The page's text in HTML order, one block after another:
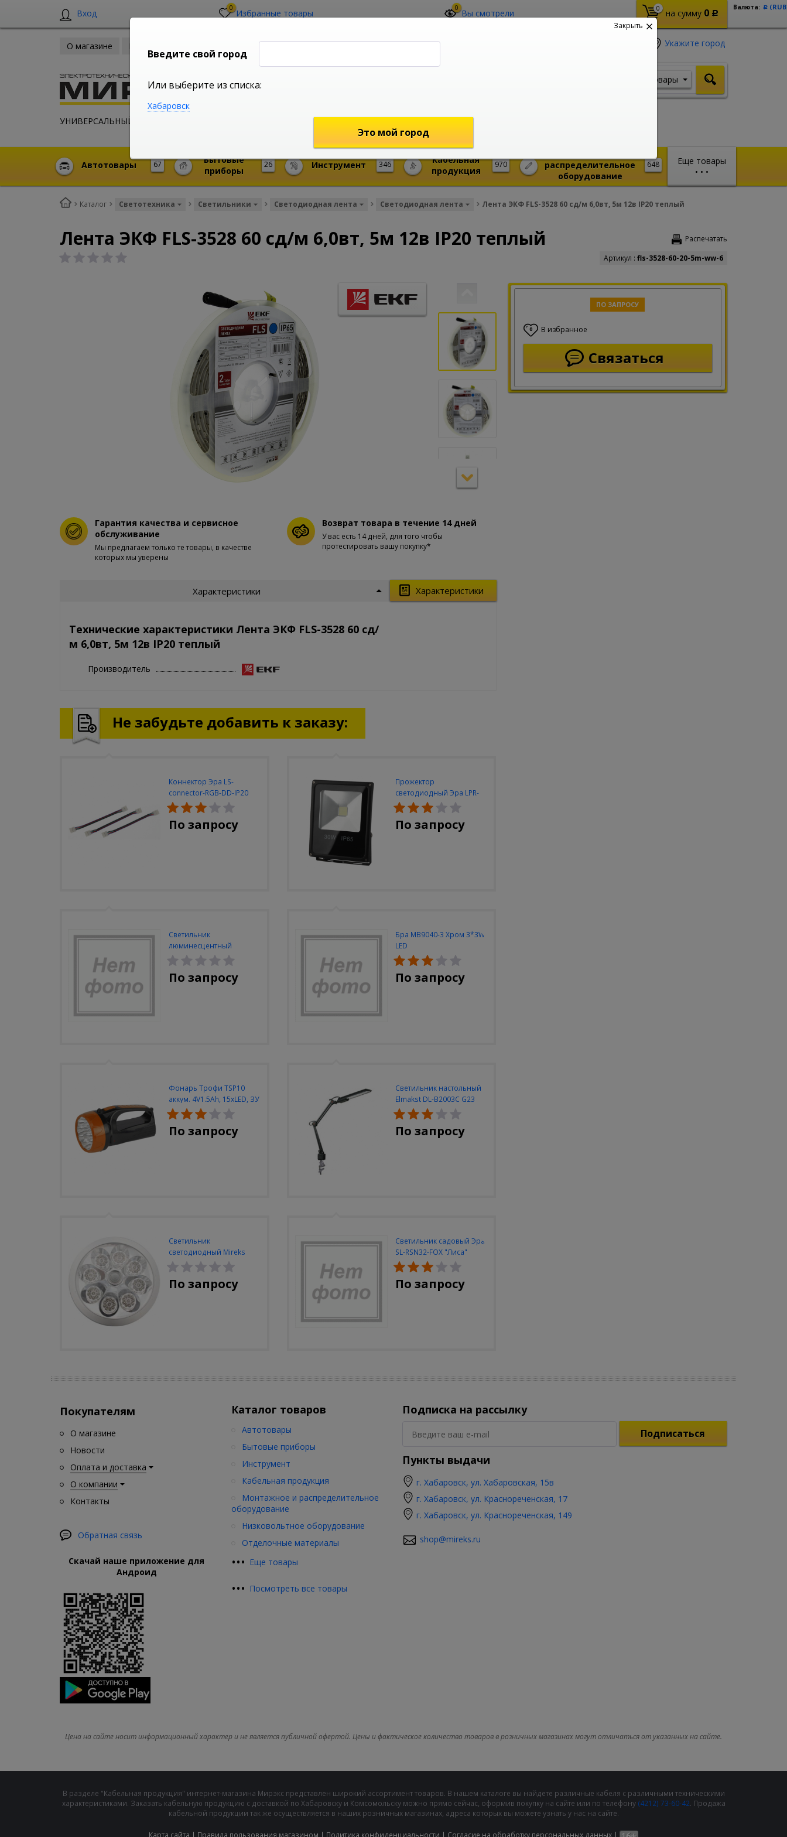
Вход 0 Избранные товары 0 Вы смотрели 0 на сумму 0 Р
Валюта: Р
О магазине
УНИВЕРСАЛЬНЫЙ ИНТЕРНЕТ МАГАЗИН
Укажите город
shop@mireks.ru
Товары
Еще товары
• • •
67
Автотовары 26
Бытовые
приборы
346
Инструмент 970
Кабельная
продукция
648
распределительное
оборудование
Каталог Светотехника Светильники Светодиодная лента Светодиодная лента Лента ЭКФ FLS-3528 60 сд/м 6,0вт, 5м 12в IP20 теплый
Распечатать
Лента ЭКФ FLS-3528 60 сд/м 6,0вт, 5м 12в IP20 теплый
Артикул : fls-3528-60-20-5m-ww-6
ПО ЗАПРОСУ
0 В избранное
Связаться
Гарантия качества и сервисное
обслуживание
Мы предлагаем только те товары, в качестве
которых мы уверены
Возврат товара в течение 14 дней
У вас есть 14 дней, для того чтобы
протестировать вашу покупку*
Характеристики
Характеристики
Технические характеристики Лента ЭКФ FLS-3528 60 сд/
м 6,0вт, 5м 12в IP20 теплый
Производитель
Не забудьте добавить к заказу:
Коннектор Эра LS-
connector-RGB-DD-IP20
(3шт/уп)
По запросу
Прожектор
светодиодный Эра LPR-
30W-6500K-M
По запросу
Светильник
люминесцентный
Navigator NEL-A2-E130-T4-
840/WH
По запросу
Бра MB9040-3 Хром 3*3W
LED
По запросу
Фонарь Трофи TSP10
аккум. 4V1.5Ah, 15xLED, ЗУ
вилка 220V
По запросу
Светильник настольный
Elmakst DL-B2003C G23
черный струбцина
По запросу
Светильник
светодиодный Mireks
С-310-80-S (5W/4000-
5000K/500lm/датчик
движения)
По запросу
Светильник садовый Эра
SL-RSN32-FOX "Лиса"
солн.бат, полистоун,
цветной, 32 см
По запросу
Покупателям
О магазине
Новости
Оплата и доставка
О компании
Контакты
Обратная связь
Скачай наше приложение для
Андроид
Каталог товаров
••• Еще товары
Автотовары
Бытовые приборы
Инструмент
Кабельная продукция
Монтажное и распределительное
оборудование
Низковольтное оборудование
Отделочные материалы
••• Посмотреть все товары
Подписка на рассылку
Подписаться
Пункты выдачи
г. Хабаровск, ул. Хабаровская, 15в
г. Хабаровск, ул. Краснореченская, 17
г. Хабаровск, ул. Краснореченская, 149
shop@mireks.ru
Цена на сайте носит информационный характер и не является публичной офертой. Цены и фактическое количество товаров в розничных магазинах могут отличаться от указанных на сайте.
В разделе "Кабельная продукция" интернет-магазина Мирэкс представлен широкий ассортимент товаров. В нашем каталоге вы найдете различные кабеля с различными техническими
характеристиками. Заказать кабельную продукцию с доставкой по Хабаровску и Комсомольску можно прямо сейчас, оформив покупку на сайте или по телефону (4212) 73-60-42. Продажа
кабельной продукции так же осуществляется в наших розничных магазинах, адреса которых вы можете узнать у нас на сайте.
Закрыть
Введите свой город
Или выберите из списка:
Хабаровск
Это мой город